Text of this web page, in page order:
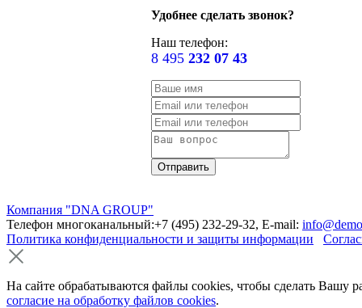
Удобнее сделать звонок?
Наш телефон:
8 495 232 07 43
Компания "DNA GROUP"
Телефон многоканальный:+7 (495) 232-29-32, E-mail:
Политика конфиденциальности и защиты информации
На сайте обрабатываются файлы cookies, чтобы сделать Вашу
согласие на обработку файлов cookies.